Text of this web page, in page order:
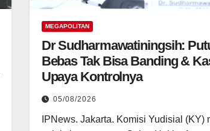
MEGAPOLITAN
Dr Sudharmawatiningsih:
Bebas Tak Bisa Banding &
Upaya Kontrolnya
05/08/2026
IPNews. Jakarta. Komisi Yudisial (KY)